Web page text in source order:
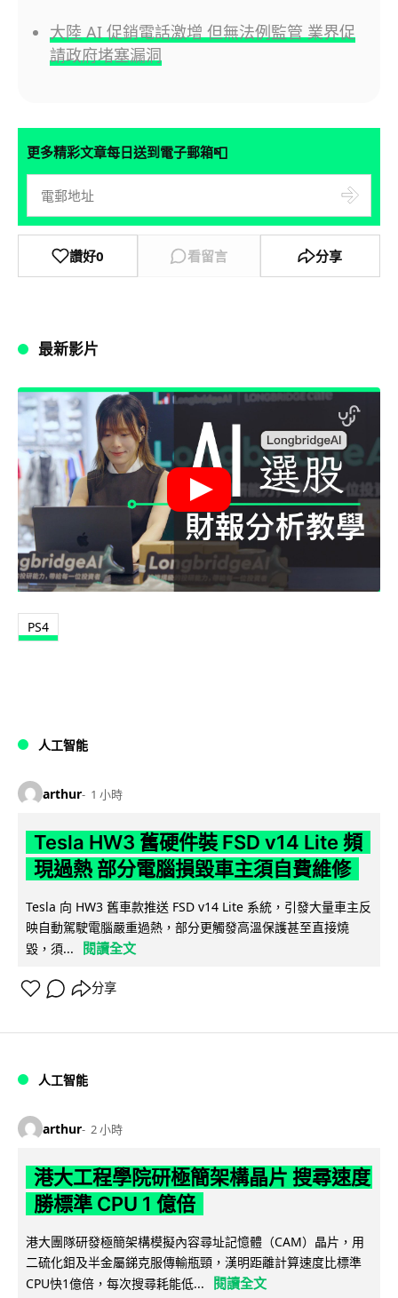
大陸 AI 促銷電話激增 但無法例監管 業界促
請政府堵塞漏洞
更多精彩文章每日送到電子郵箱📮
讚好0 看留言 分享
最新影片
PS4
人工智能
arthur 1 小時
Tesla HW3 舊硬件裝 FSD v14 Lite 頻
現過熱 部分電腦損毀車主須自費維修
Tesla 向 HW3 舊車款推送 FSD v14 Lite 系統，引發大量車主反
映自動駕駛電腦嚴重過熱，部分更觸發高溫保護甚至直接燒
毀，須...
閱讀全文
分享
人工智能
arthur 2 小時
港大工程學院研極簡架構晶片 搜尋速度
勝標準 CPU 1 億倍
港大團隊研發極簡架構模擬內容尋址記憶體（CAM）晶片，用
二硫化鉬及半金屬銻克服傳輸瓶頸，漢明距離計算速度比標準
CPU快1億倍，每次搜尋耗能低...
閱讀全文